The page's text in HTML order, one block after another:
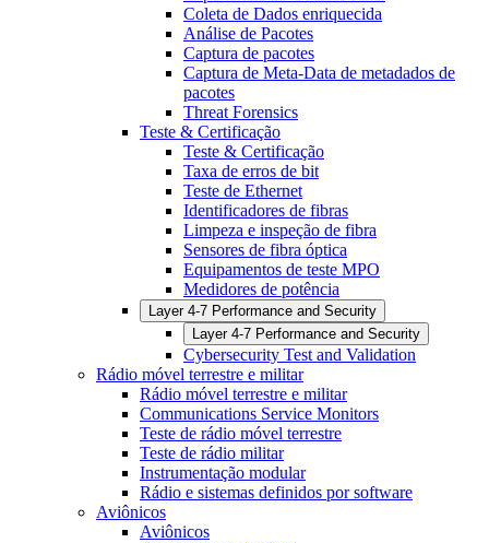
Coleta de Dados enriquecida
Análise de Pacotes
Captura de pacotes
Captura de Meta-Data de metadados de
pacotes
Threat Forensics
Teste & Certificação
Teste & Certificação
Taxa de erros de bit
Teste de Ethernet
Identificadores de fibras
Limpeza e inspeção de fibra
Sensores de fibra óptica
Equipamentos de teste MPO
Medidores de potência
Layer 4-7 Performance and Security
Layer 4-7 Performance and Security
Cybersecurity Test and Validation
Rádio móvel terrestre e militar
Rádio móvel terrestre e militar
Communications Service Monitors
Teste de rádio móvel terrestre
Teste de rádio militar
Instrumentação modular
Rádio e sistemas definidos por software
Aviônicos
Aviônicos